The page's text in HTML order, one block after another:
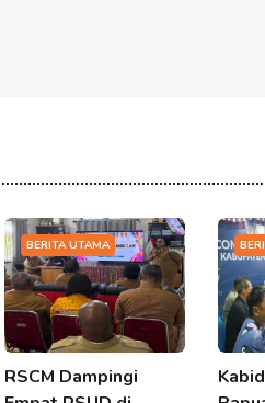
BERITA UTAMA
RSCM Dampingi